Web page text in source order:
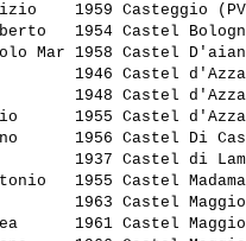
1959 Casteggio
1954 Castel
Mar 1958 Castel
1946 Castel
1948 Castel
1955 Castel
1956 Castel Di
1937 Castel di
1955 Castel
1963 Castel
1961 Castel